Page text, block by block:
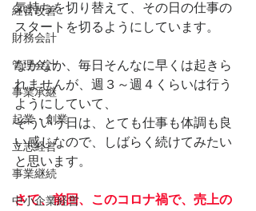
経営改善
財務会計
管理会計
事業承継
起業・創業
立志経営
事業継続
中小企業経営
気持ちを切り替えて、その日の仕事の
スタートを切るようにしています。
なかなか、毎日そんなに早くは起きら
れませんが、週３～週４くらいは行う
ようにしていて、
そういう日は、とても仕事も体調も良
い感じなので、しばらく続けてみたい
と思います。
さて、前回、このコロナ禍で、売上の